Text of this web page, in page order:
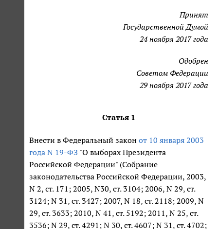
Принят
Государственной Думой
24 ноября 2017 года
Одобрен
Советом Федерации
29 ноября 2017 года
Статья 1
Внести в Федеральный закон от 10 января 2003
года N 19-ФЗ "О выборах Президента
Российской Федерации" (Собрание
законодательства Российской Федерации, 2003,
N 2, ст. 171; 2005, N30, ст. 3104; 2006, N 29, ст.
3124; N 31, ст. 3427; 2007, N 18, ст. 2118; 2009, N
29, ст. 3633; 2010, N 41, ст. 5192; 2011, N 25, ст.
3536; N 29, ст. 4291; N 30, ст. 4607; N 31, ст. 4702;